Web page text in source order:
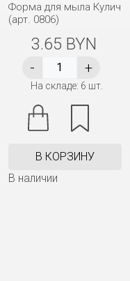
Форма для мыла Кулич
(арт. 0806)
3.65 BYN
На складе: 6 шт.
В КОРЗИНУ
В наличии